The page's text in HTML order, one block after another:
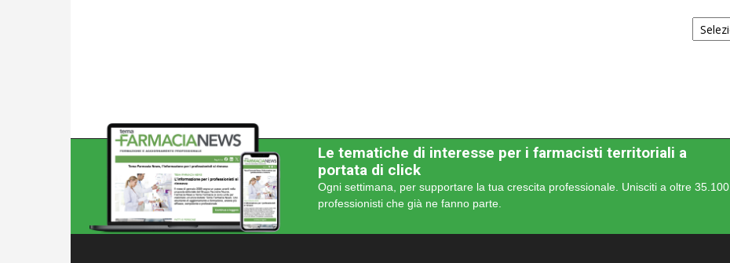
Scegli
una
Le tematiche di interesse per i farmacisti territoriali a
portata di click
Ogni settimana, per supportare la tua crescita professionale. Unisciti a oltre 35.100
professionisti che già ne fanno parte.